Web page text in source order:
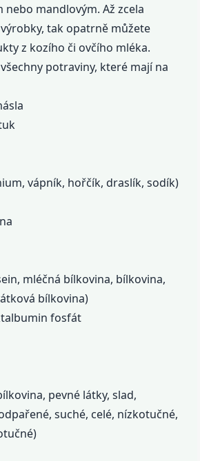
nebo mandlovým. Až zcela
tak opatrně můžete
z kozího či ovčího mléka.
potraviny, které mají na
vápník, hořčík, draslík, sodík)
mléčná bílkovina, bílkovina,
bílkovina)
fosfát
pevné látky, slad,
suché, celé, nízkotučné,